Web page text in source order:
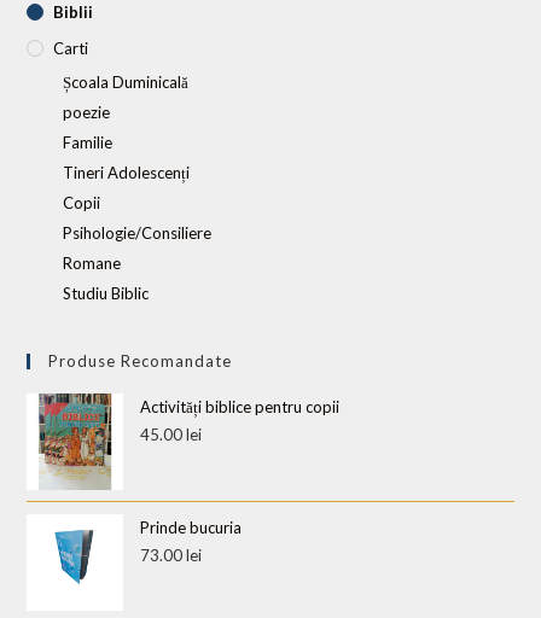
Biblii
Carti
Școala Duminicală
poezie
Familie
Tineri Adolescenți
Copii
Psihologie/Consiliere
Romane
Studiu Biblic
Produse Recomandate
Activități biblice pentru copii
45.00lei
Prinde bucuria
73.00lei